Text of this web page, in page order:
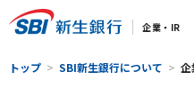
トップ SBI新生銀行について 企
企業・IR